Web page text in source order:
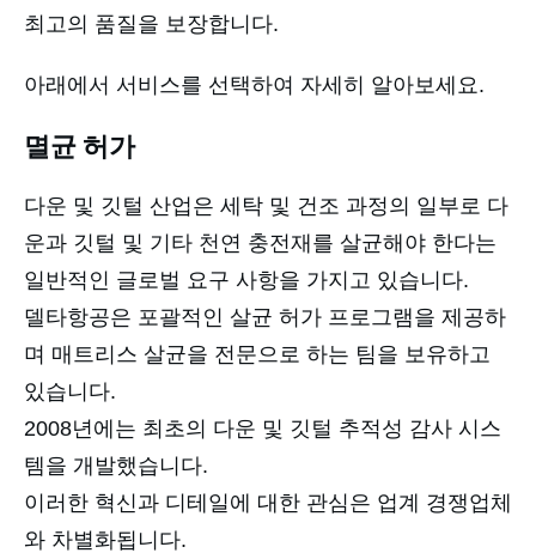
최고의 품질을 보장합니다.
아래에서 서비스를 선택하여 자세히 알아보세요.
멸균 허가
다운 및 깃털 산업은 세탁 및 건조 과정의 일부로 다
운과 깃털 및 기타 천연 충전재를 살균해야 한다는
일반적인 글로벌 요구 사항을 가지고 있습니다.
델타항공은 포괄적인 살균 허가 프로그램을 제공하
며 매트리스 살균을 전문으로 하는 팀을 보유하고
있습니다.
2008년에는 최초의 다운 및 깃털 추적성 감사 시스
템을 개발했습니다.
이러한 혁신과 디테일에 대한 관심은 업계 경쟁업체
와 차별화됩니다.